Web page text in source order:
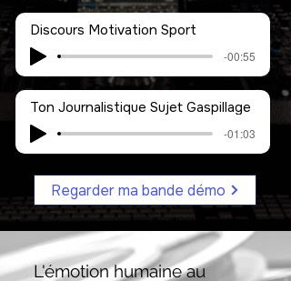
Discours Motivation Sport
-00:55
Ton Journalistique Sujet Gaspillage
-01:03
Regarder ma bande démo
L'émotion humaine au